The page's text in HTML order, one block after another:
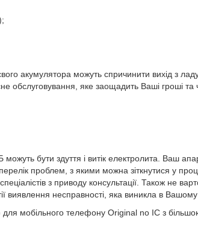
акумулятора можуть спричинити вихід з
яке заощадить Ваші гроші та
бути здуття і витік електролита. Ваш
проблем, з якими можна зіткнутися у
з приводу консультації. Також не
виявлення несправності, яка виникла в Вашому
мобільного телефону Original no IC з